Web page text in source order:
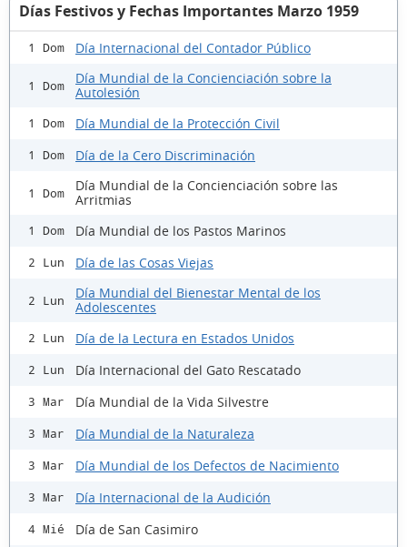
Días Festivos y Fechas Importantes Marzo 1959
1 Dom Día Internacional del Contador Público
1 Dom
Día Mundial de la Concienciación sobre la
Autolesión
1 Dom Día Mundial de la Protección Civil
1 Dom Día de la Cero Discriminación
1 Dom
Día Mundial de la Concienciación sobre las
Arritmias
1 Dom Día Mundial de los Pastos Marinos
2 Lun Día de las Cosas Viejas
2 Lun
Día Mundial del Bienestar Mental de los
Adolescentes
2 Lun Día de la Lectura en Estados Unidos
2 Lun Día Internacional del Gato Rescatado
3 Mar Día Mundial de la Vida Silvestre
3 Mar Día Mundial de la Naturaleza
3 Mar Día Mundial de los Defectos de Nacimiento
3 Mar Día Internacional de la Audición
4 Mié Día de San Casimiro